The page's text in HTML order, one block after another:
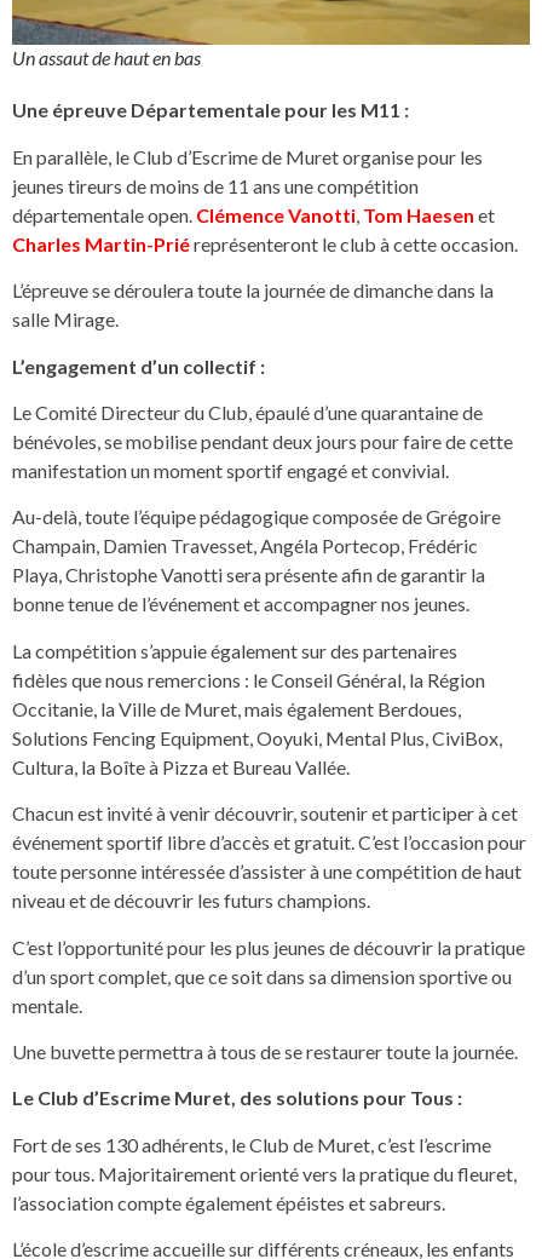
Un assaut de haut en bas
Une épreuve Départementale pour les M11 :
En parallèle, le Club d’Escrime de Muret organise pour les
jeunes tireurs de moins de 11 ans une compétition
départementale open. Clémence Vanotti Tom Haesen et
Charles Martin-Priéreprésenteront le club à cette occasion.
L’épreuve se déroulera toute la journée de dimanche dans la
salle Mirage.
L’engagement d’un collectif :
Le Comité Directeur du Club, épaulé d’une quarantaine de
bénévoles, se mobilise pendant deux jours pour faire de cette
manifestation un moment sportif engagé et convivial.
Au-delà, toute l’équipe pédagogique composée de Grégoire
Champain, Damien Travesset, Angéla Portecop, Frédéric
Playa, Christophe Vanotti sera présente afin de garantir la
bonne tenue de l’événement et accompagner nos jeunes.
La compétition s’appuie également sur des partenaires
fidèles que nous remercions : le Conseil Général, la Région
Occitanie, la Ville de Muret, mais également Berdoues,
Solutions Fencing Equipment, Ooyuki, Mental Plus, CiviBox,
Cultura, la Boîte à Pizza et Bureau Vallée.
Chacun est invité à venir découvrir, soutenir et participer à cet
événement sportif libre d’accès et gratuit. C’est l’occasion pour
toute personne intéressée d’assister à une compétition de haut
niveau et de découvrir les futurs champions.
C’est l’opportunité pour les plus jeunes de découvrir la pratique
d’un sport complet, que ce soit dans sa dimension sportive ou
mentale.
Une buvette permettra à tous de se restaurer toute la journée.
Le Club d’Escrime Muret, des solutions pour Tous :
Fort de ses 130 adhérents, le Club de Muret, c’est l’escrime
pour tous. Majoritairement orienté vers la pratique du fleuret,
l’association compte également épéistes et sabreurs.
L’école d’escrime accueille sur différents créneaux, les enfants